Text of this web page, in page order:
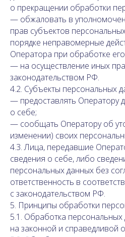
о прекращении обработки
— обжаловать в
прав субъектов
порядке неправомерные
Оператора при обработке
— на осуществление иных
законодательством РФ.
4.2. Субъекты персональных
— предоставлять Оператору
о себе;
— сообщать Оператору об
изменении) своих
4.3. Лица, передавшие
сведения о себе, либо
персональных данных без
ответственность в
с законодательством РФ.
5. Принципы обработки
5.1. Обработка
на законной и справедливой